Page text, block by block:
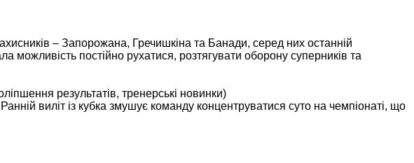
– Запорожана, Гречишкіна та Банади, серед них останній
постійно рухатися, розтягувати оборону суперників та
результатів, тренерські новинки)
виліт із кубка змушує команду концентруватися суто на чемпіонаті, що